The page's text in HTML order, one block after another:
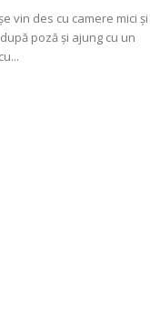
vin des cu camere mici și
poză și ajung cu un